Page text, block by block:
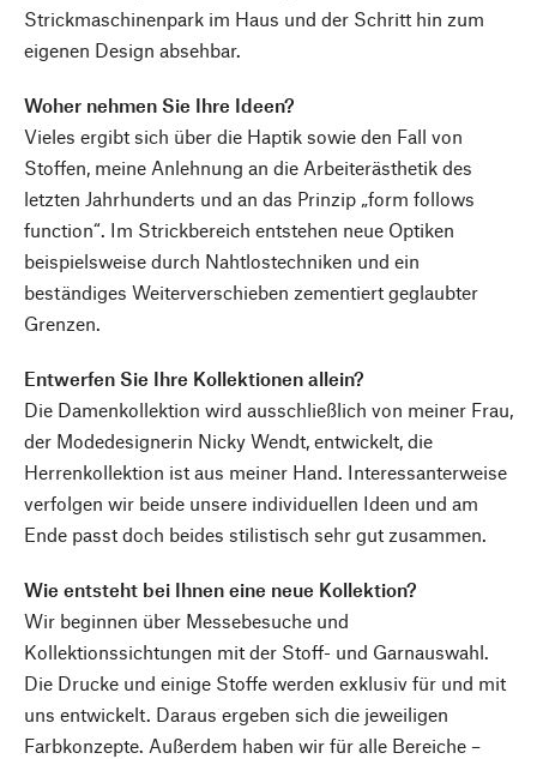
Strickmaschinenpark im Haus und der Schritt hin zum
eigenen Design absehbar.
Woher nehmen Sie Ihre Ideen?
Vieles ergibt sich über die Haptik sowie den Fall von
Stoffen, meine Anlehnung an die Arbeiterästhetik des
letzten Jahrhunderts und an das Prinzip „form follows
function“. Im Strickbereich entstehen neue Optiken
beispielsweise durch Nahtlostechniken und ein
beständiges Weiterverschieben zementiert geglaubter
Grenzen.
Entwerfen Sie Ihre Kollektionen allein?
Die Damenkollektion wird ausschließlich von meiner Frau,
der Modedesignerin Nicky Wendt, entwickelt, die
Herrenkollektion ist aus meiner Hand. Interessanterweise
verfolgen wir beide unsere individuellen Ideen und am
Ende passt doch beides stilistisch sehr gut zusammen.
Wie entsteht bei Ihnen eine neue Kollektion?
Wir beginnen über Messebesuche und
Kollektionssichtungen mit der Stoff- und Garnauswahl.
Die Drucke und einige Stoffe werden exklusiv für und mit
uns entwickelt. Daraus ergeben sich die jeweiligen
Farbkonzepte. Außerdem haben wir für alle Bereiche –